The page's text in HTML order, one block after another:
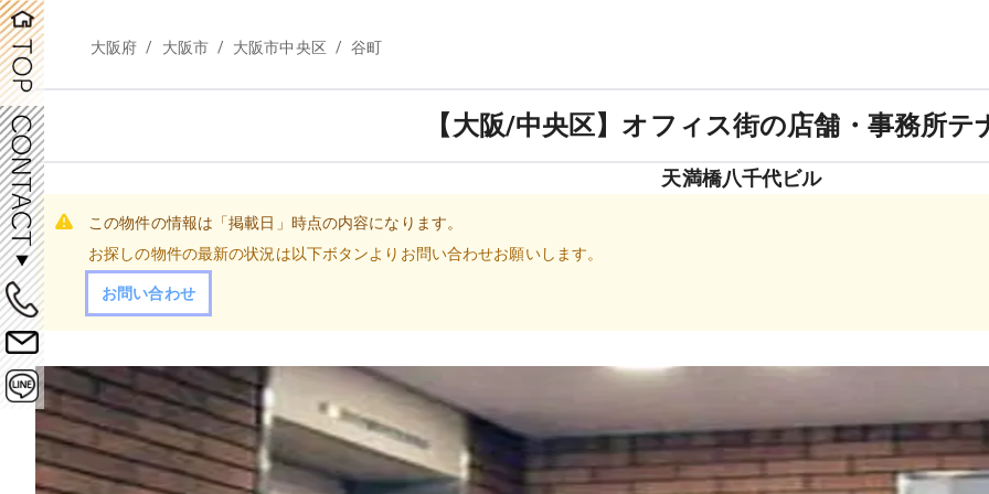
大阪府 / 大阪市 / 大阪市中央区 / 谷町
【大阪/中央区】オフィス街の店舗・事務所テ
天満橋八千代ビル
この物件の情報は「掲載日」時点の内容になります。
お探しの物件の最新の状況は以下ボタンよりお問い合わせお願いします。
お問い合わせ